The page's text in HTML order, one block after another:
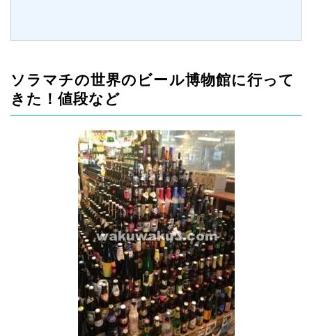
ソラマチの世界のビール博物館に行って
きた！値段など